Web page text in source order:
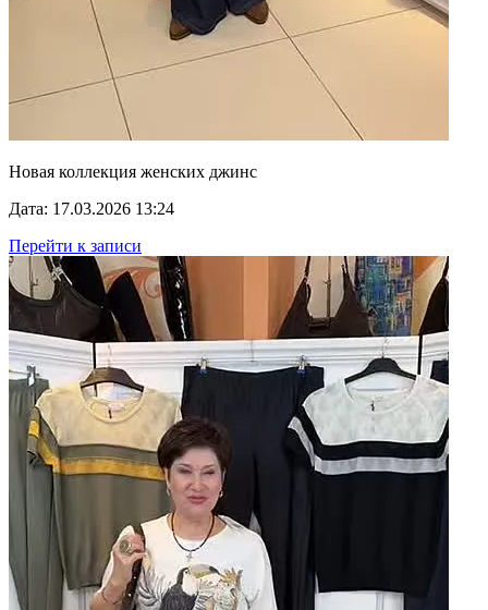
Новая коллекция женских джинс
Дата: 17.03.2026 13:24
Перейти к записи